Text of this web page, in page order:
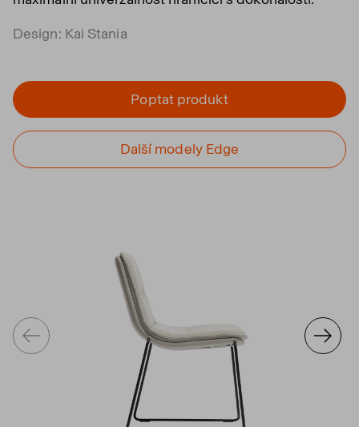
Design: Kai Stania
Poptat produkt
Další modely Edge